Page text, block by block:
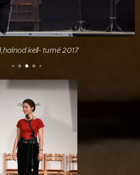
kell- turné 2017